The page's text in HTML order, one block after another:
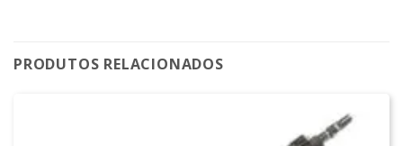
PRODUTOS RELACIONADOS